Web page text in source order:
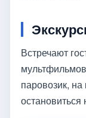
Встречают
паровозик,
остановиться